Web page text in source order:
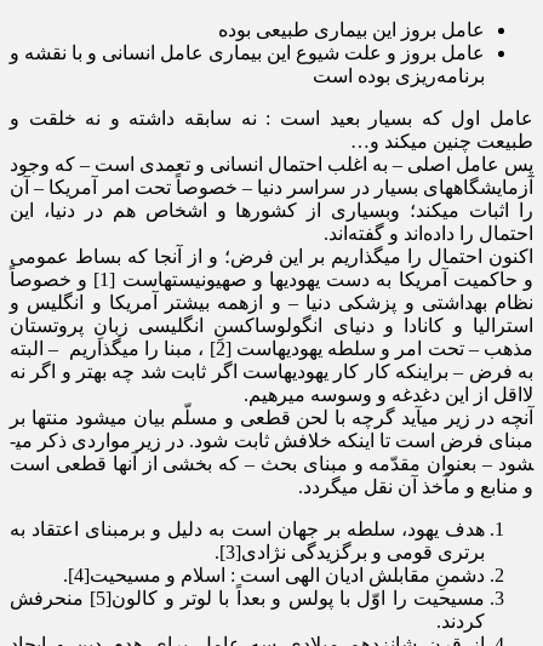
عامل بروز این بیماری طبیعی بوده
عامل بروز و علت شیوع این بیماری عامل انسانی و با نقشه و
برنامه­‌ریزی بوده است
عامل اول که بسیار بعید است : نه سابقه داشته و نه خلقت و
طبیعت چنین می­کند و…
پس عامل اصلی – به اغلب احتمال انسانی و تعمدی است – که وجود
آزمایشگاه­های بسیار در سراسر دنیا – خصوصاً تحت امر آمریکا – آن
را اثبات می­کند؛ وبسیاری از کشورها و اشخاص هم در دنیا، این
احتمال را داده­‌اند و گفته­‌اند.
اکنون احتمال را می­گذاریم بر این فرض؛ و از آنجا که بساط عمومی
و حاکمیت آمریکا به دست یهودی­ها و صهیونیست­هاست [1] و خصوصاً
نظام بهداشتی و پزشکی دنیا – و ازهمه بیشتر آمریکا و انگلیس و
استرالیا و کانادا و دنیای انگولوساکسنِ انگلیسی زبانِ پروتستان
مذهب – تحت امر و سلطه یهودی­هاست [2]
، مبنا را می­گذاریم – البته
به فرض – براینکه کار کار یهودی­هاست اگر ثابت شد چه بهتر و اگر نه
لااقل از این دغدغه و وسوسه می­رهیم.
آنچه در زیر می­آید گرچه با لحن قطعی و مسلّم بیان می­شود منتها بر
مبنای فرض است تا اینکه خلافش ثابت شود. در زیر مواردی ذکر می­
شود – بعنوان مقدّمه و مبنای بحث – که بخشی از آنها قطعی است
و منابع و مآخذ آن نقل می­گردد.
هدف یهود، سلطه بر جهان است به دلیل و برمبنای اعتقاد به
برتری قومی و برگزیدگی نژادی[3].
دشمنِ مقابلش ادیان الهی است : اسلام و مسیحیت[4].
مسیحیت را اوّل با پولس و بعداً با لوتر و کالون[5] منحرفش
کردند.